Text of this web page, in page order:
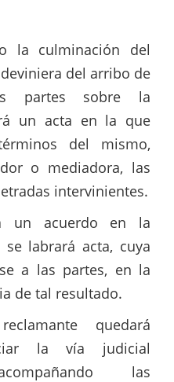
la culminación del
del arribo de
partes sobre la
un acta en la que
del mismo,
o mediadora, las
intervinientes.
un acuerdo en la
labrará acta, cuya
a las partes, en la
de tal resultado.
quedará
la vía judicial
las